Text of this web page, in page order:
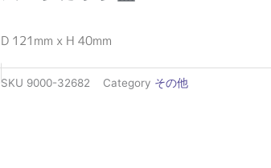
D 121mm x H 40mm
SKU 9000-32682 Category その他